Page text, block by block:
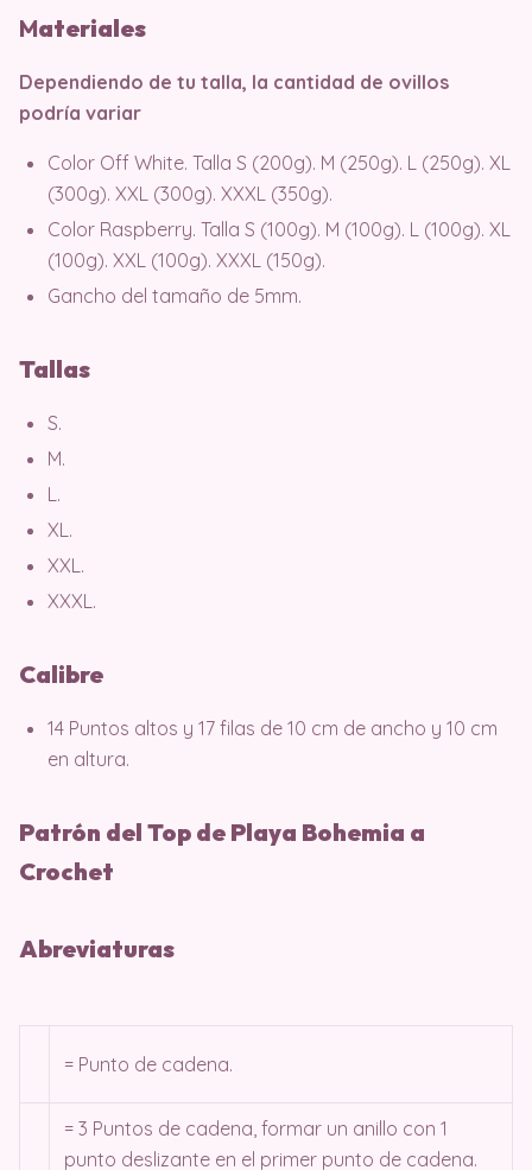
Materiales
Dependiendo de tu talla, la cantidad de ovillos
podría variar
Color Off White. Talla S (200g). M (250g). L (250g). XL
(300g). XXL (300g). XXXL (350g).
Color Raspberry. Talla S (100g). M (100g). L (100g). XL
(100g). XXL (100g). XXXL (150g).
Gancho del tamaño de 5mm.
Tallas
S.
M.
L.
XL.
XXL.
XXXL.
Calibre
14 Puntos altos y 17 filas de 10 cm de ancho y 10 cm
en altura.
Patrón del Top de Playa Bohemia a
Crochet
Abreviaturas
= Punto de cadena.
= 3 Puntos de cadena, formar un anillo con 1
punto deslizante en el primer punto de cadena.